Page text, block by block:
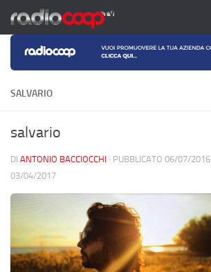
Salta al contenuto
SALVARIO
salvario
DI ANTONIO BACCIOCCHI · PUBBLICATO 06/07/2016
03/04/2017